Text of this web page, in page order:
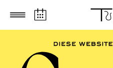
Zum Hauptinhalt springen